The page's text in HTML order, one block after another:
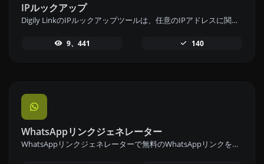
IPルックアップ
Digily LinkのIPルックアップツールは、任意のIPアドレスに関する詳細情報を提供します。この無料オンラインサービスを利用して、包括的なIPデータを取得してください。
9、441 140
WhatsAppリンクジェネレーター
WhatsAppリンクジェネレーターで無料のWhatsAppリンクを即座に生成します。カスタムメッセージを追加して、ワンクリックでチャットを開始できます。ログインやコーディングは不要です。